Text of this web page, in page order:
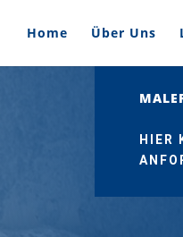
Home Über Uns
HIER